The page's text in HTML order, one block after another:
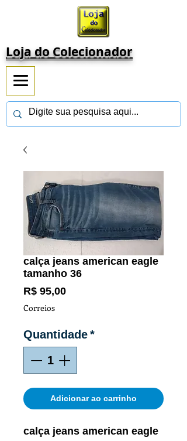
Loja do Colecionador
calça jeans american eagle
tamanho 36
R$ 95,00Preço
Correios
Quantidade*
Adicionar ao carrinho
calça jeans american eagle